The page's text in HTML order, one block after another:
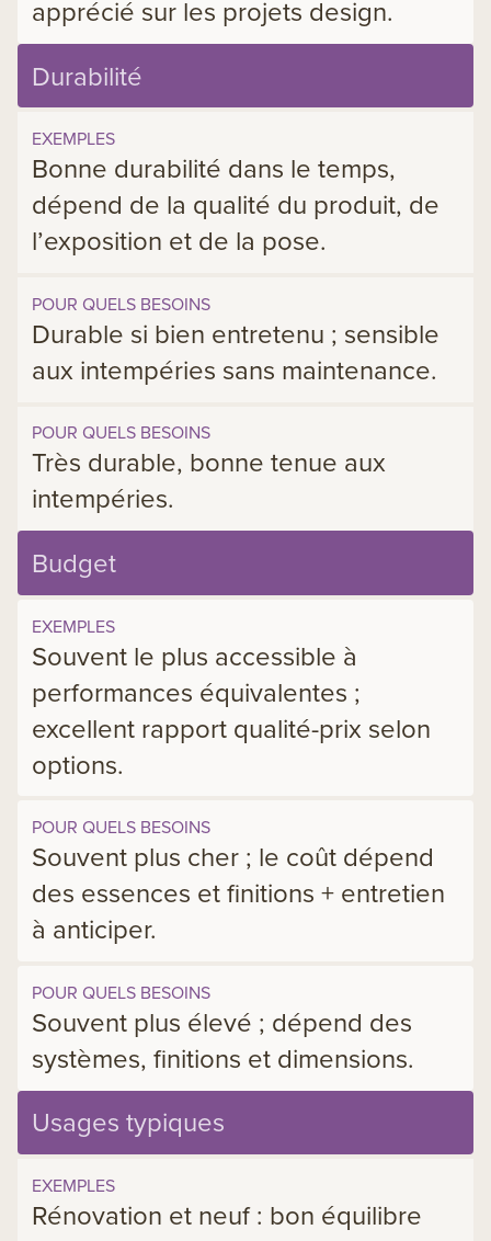
apprécié sur les projets design.
Durabilité
EXEMPLES
Bonne durabilité dans le temps,
dépend de la qualité du produit, de
l’exposition et de la pose.
POUR QUELS BESOINS
Durable si bien entretenu ; sensible
aux intempéries sans maintenance.
POUR QUELS BESOINS
Très durable, bonne tenue aux
intempéries.
Budget
EXEMPLES
Souvent le plus accessible à
performances équivalentes ;
excellent rapport qualité-prix selon
options.
POUR QUELS BESOINS
Souvent plus cher ; le coût dépend
des essences et finitions + entretien
à anticiper.
POUR QUELS BESOINS
Souvent plus élevé ; dépend des
systèmes, finitions et dimensions.
Usages typiques
EXEMPLES
Rénovation et neuf : bon équilibre